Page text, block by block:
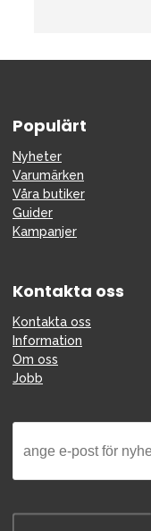
Populärt
Nyheter
Varumärken
Våra butiker
Guider
Kampanjer
Kontakta oss
Kontakta oss
Information
Om oss
Jobb